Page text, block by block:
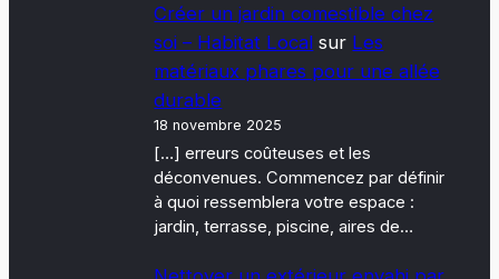
Créer un jardin comestible chez
soi – Habitat Local sur Les
matériaux phares pour une allée
durable
18 novembre 2025
[…] erreurs coûteuses et les
déconvenues. Commencez par définir
à quoi ressemblera votre espace :
jardin, terrasse, piscine, aires de…